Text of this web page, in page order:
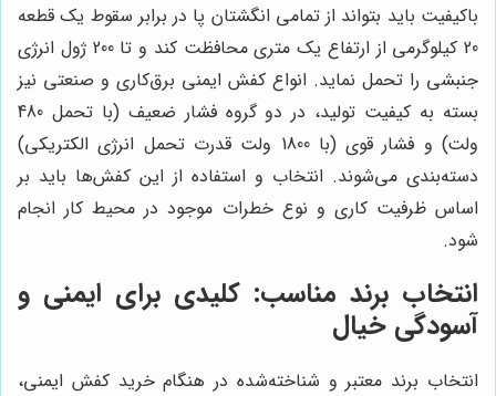
باکیفیت باید بتواند از تمامی انگشتان پا در برابر سقوط یک قطعه
20 کیلوگرمی از ارتفاع یک متری محافظت کند و تا 200 ژول انرژی
جنبشی را تحمل نماید. انواع کفش ایمنی برق‌کاری و صنعتی نیز
بسته به کیفیت تولید، در دو گروه فشار ضعیف (با تحمل 480
ولت) و فشار قوی (با 1800 ولت قدرت تحمل انرژی الکتریکی)
دسته‌بندی می‌شوند. انتخاب و استفاده از این کفش‌ها باید بر
اساس ظرفیت کاری و نوع خطرات موجود در محیط کار انجام
شود.
انتخاب برند مناسب: کلیدی برای ایمنی و
آسودگی خیال
انتخاب برند معتبر و شناخته‌شده در هنگام خرید کفش ایمنی،